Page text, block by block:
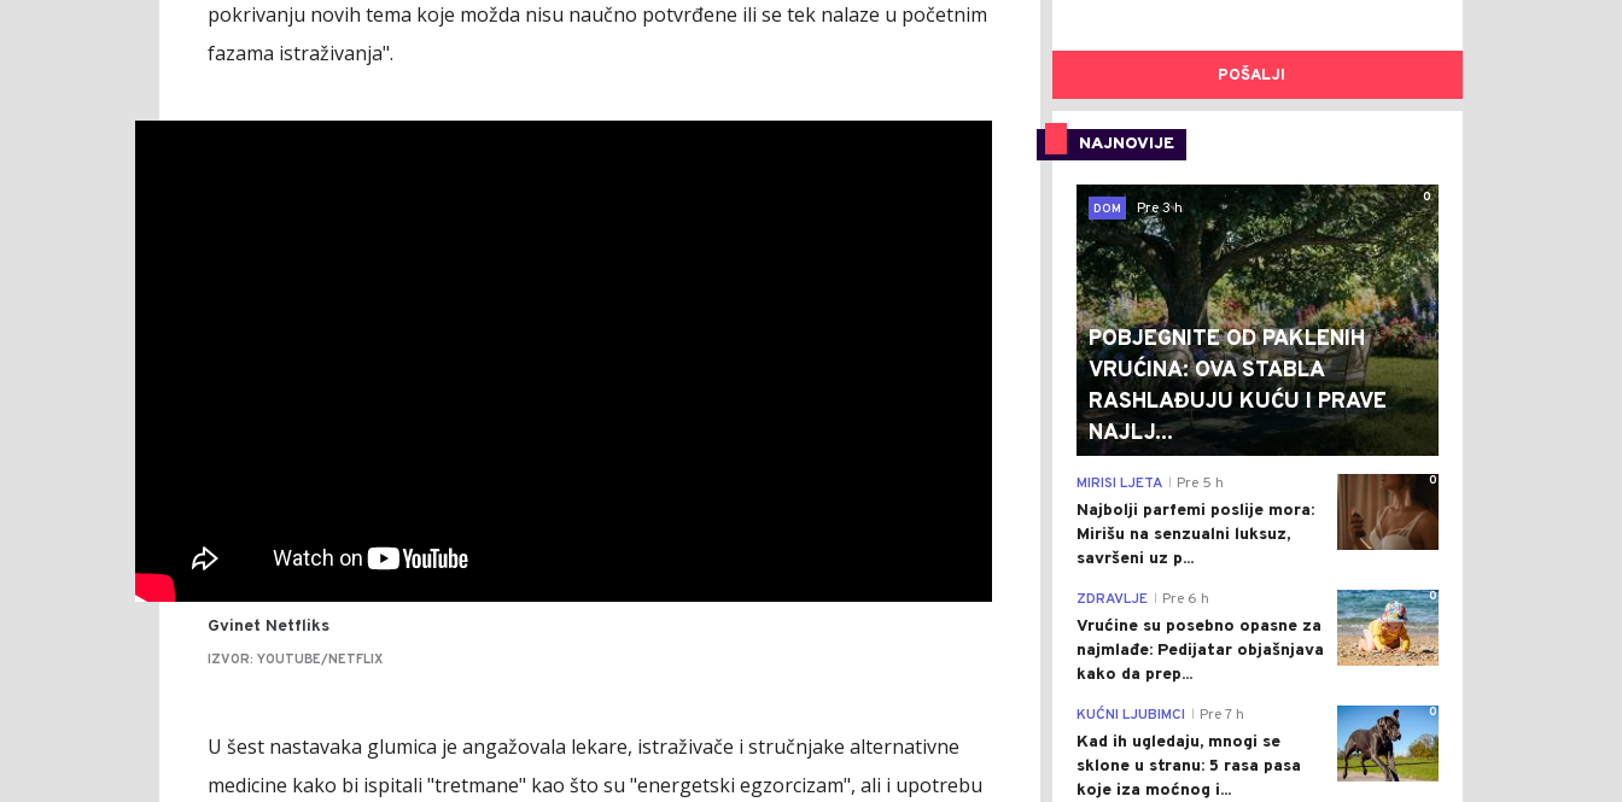
pokrivanju novih tema koje možda nisu naučno potvrđene ili se tek nalaze u početnim
fazama istraživanja".
Gvinet Netfliks
IZVOR: YOUTUBE/NETFLIX
U šest nastavaka glumica je angažovala lekare, istraživače i stručnjake alternativne
medicine kako bi ispitali "tretmane" kao što su "energetski egzorcizam", ali i upotrebu
POŠALJI
NAJNOVIJE
0
DOM
Pre 3 h
POBJEGNITE OD PAKLENIH
VRUĆINA: OVA STABLA
RASHLAĐUJU KUĆU I PRAVE
NAJLJ...
0
MIRISI LJETA Pre 5 h
Najbolji parfemi poslije mora:
Mirišu na senzualni luksuz,
savršeni uz p...
0
ZDRAVLJE Pre 6 h
Vrućine su posebno opasne za
najmlađe: Pedijatar objašnjava
kako da prep...
0
KUĆNI LJUBIMCI Pre 7 h
Kad ih ugledaju, mnogi se
sklone u stranu: 5 rasa pasa
koje iza moćnog i...